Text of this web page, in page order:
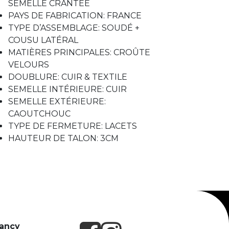
SEMELLE CRANTÉE
PAYS DE FABRICATION: FRANCE
TYPE D’ASSEMBLAGE: SOUDÉ +
COUSU LATÉRAL
MATIÈRES PRINCIPALES: CROÛTE
VELOURS
DOUBLURE: CUIR & TEXTILE
SEMELLE INTÉRIEURE: CUIR
SEMELLE EXTÉRIEURE:
CAOUTCHOUC
TYPE DE FERMETURE: LACETS
HAUTEUR DE TALON: 3CM